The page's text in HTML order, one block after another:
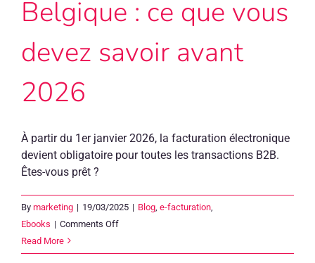
Belgique : ce que vous
devez savoir avant
2026
À partir du 1er janvier 2026, la facturation électronique
devient obligatoire pour toutes les transactions B2B.
Êtes-vous prêt ?
By marketing | 19/03/2025 | Blog e-facturation
Ebooks | Comments Offon
électronique
Read More